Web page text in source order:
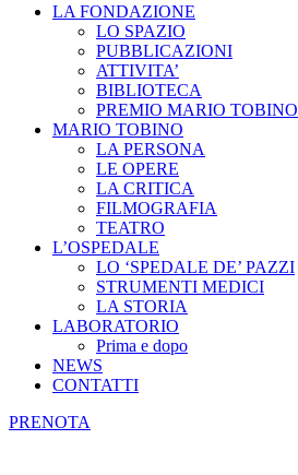
LA FONDAZIONE
LO SPAZIO
PUBBLICAZIONI
ATTIVITA’
BIBLIOTECA
PREMIO MARIO TOBINO
MARIO TOBINO
LA PERSONA
LE OPERE
LA CRITICA
FILMOGRAFIA
TEATRO
L’OSPEDALE
LO ‘SPEDALE DE’ PAZZI
STRUMENTI MEDICI
LA STORIA
LABORATORIO
Prima e dopo
NEWS
CONTATTI
PRENOTA